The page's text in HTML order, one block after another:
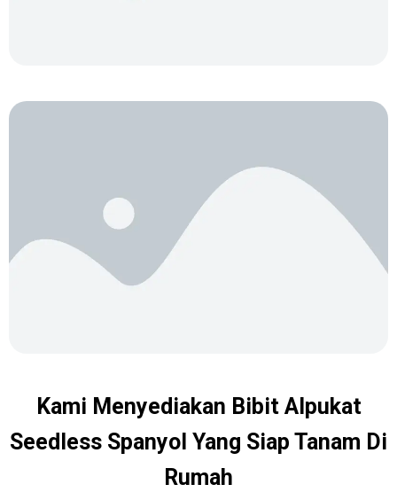
Kami Menyediakan Bibit Alpukat
Seedless Spanyol Yang Siap Tanam Di
Rumah